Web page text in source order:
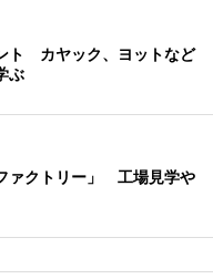
ト カヤック、ヨットなど
ぶ
ァクトリー」 工場見学や